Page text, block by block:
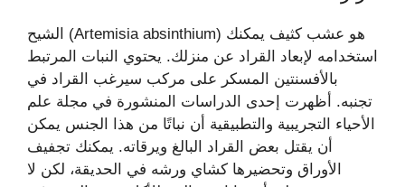
الشيح (Artemisia absinthium) هو عشب كثيف يمكنك
استخدامه لإبعاد القراد عن منزلك. يحتوي النبات المرتبط
بالأفسنتين المسكر على مركب سيرغب القراد في
تجنبه. أظهرت إحدى الدراسات المنشورة في مجلة علم
الأحياء التجريبية والتطبيقية أن نباتًا من هذا الجنس يمكن
أن يقتل بعض القراد البالغ ويرقاته. يمكنك تجفيف
الأوراق وتحضيرها كشاي ورشه في الحديقة، لكن لا